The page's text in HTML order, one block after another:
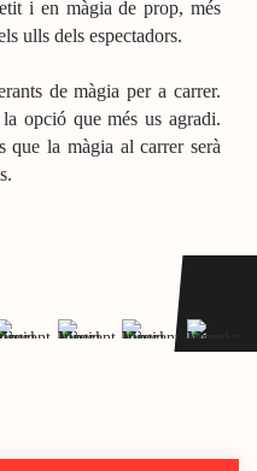
i en màgia de prop, més
ulls dels espectadors.
de màgia per a carrer.
opció que més us agradi.
que la màgia al carrer serà